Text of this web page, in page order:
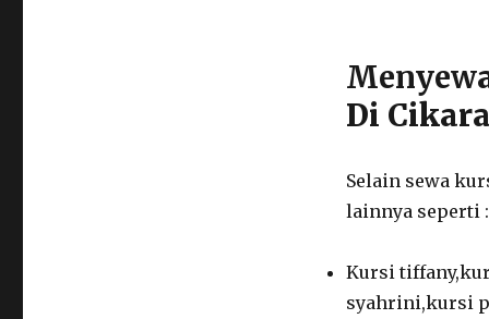
Menyew
Di
Selain sewa
lainnya seperti :
Kursi
syahrini,kursi